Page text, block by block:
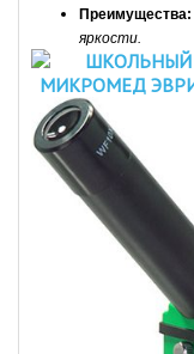
Преимущества:
яркости.